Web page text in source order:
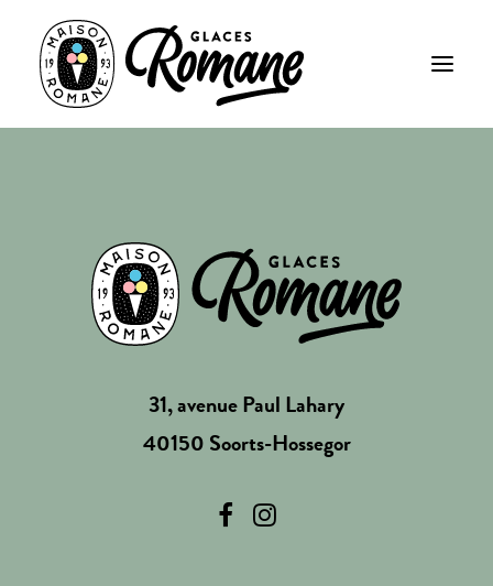
31, avenue Paul Lahary
40150 Soorts-Hossegor